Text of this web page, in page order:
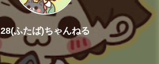
28(ふたば)ちゃんねる